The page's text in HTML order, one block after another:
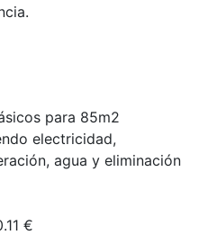
para 85m2
electricidad,
agua y eliminación
€